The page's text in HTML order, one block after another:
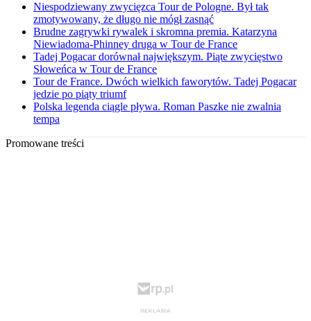
Niespodziewany zwycięzca Tour de Pologne. Był tak
zmotywowany, że długo nie mógł zasnąć
Brudne zagrywki rywalek i skromna premia. Katarzyna
Niewiadoma-Phinney druga w Tour de France
Tadej Pogacar dorównał największym. Piąte zwycięstwo
Słoweńca w Tour de France
Tour de France. Dwóch wielkich faworytów. Tadej Pogacar
jedzie po piąty triumf
Polska legenda ciągle pływa. Roman Paszke nie zwalnia
tempa
Promowane treści